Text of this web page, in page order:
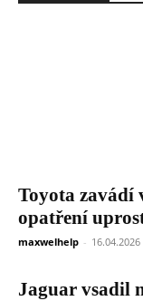
Toyota zavádí
opatření
maxwelhelp - 16.04.2026
Jaguar vsadil